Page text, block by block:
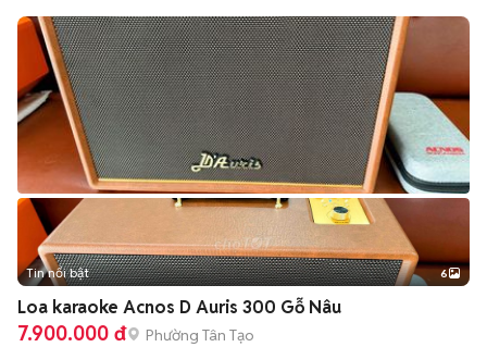
+2
Tin nổi bật 6
Loa karaoke Acnos D Auris 300 Gỗ Nâu
7.900.000 đ Phường Tân Tạo